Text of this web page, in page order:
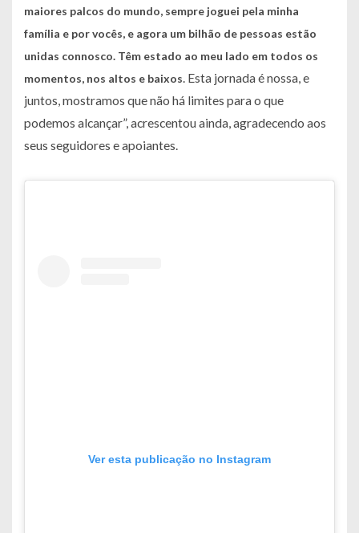
maiores palcos do mundo, sempre joguei pela minha
família e por vocês, e agora um bilhão de pessoas estão
unidas connosco. Têm estado ao meu lado em todos os
momentos, nos altos e baixos. Esta jornada é nossa, e
juntos, mostramos que não há limites para o que
podemos alcançar”, acrescentou ainda, agradecendo aos
seus seguidores e apoiantes.
Ver esta publicação no Instagram